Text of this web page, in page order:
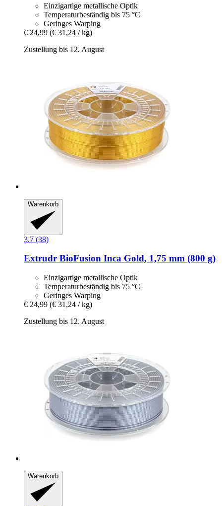
Einzigartige metallische Optik
Temperaturbeständig bis 75 °C
Geringes Warping
€ 24,99 (€ 31,24 / kg)
Zustellung bis 12. August
Warenkorb
3.7 (38)
Extrudr BioFusion Inca Gold, 1,75 mm (800 g)
Einzigartige metallische Optik
Temperaturbeständig bis 75 °C
Geringes Warping
€ 24,99 (€ 31,24 / kg)
Zustellung bis 12. August
Warenkorb